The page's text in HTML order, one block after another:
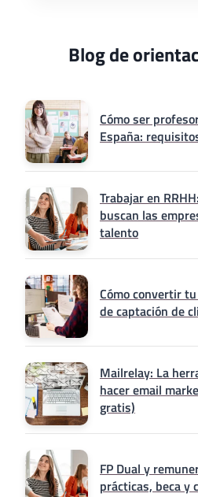
Blog de
Cómo ser
España:
Trabajar en
buscan las
talento
Cómo convertir
de captación de
Mailrelay: La
hacer email
gratis)
FP Dual y
prácticas, beca y